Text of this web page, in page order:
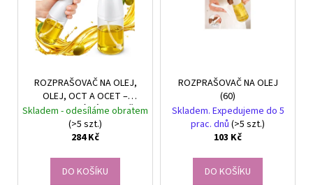
d
ROZPRAŠOVAČ NA OLEJ,
OLEJ, OCT A OCET –
ELEKTRICKÝ DÁVKOVAČ
200 ml – SKLENĚNÝ
ROZPRAŠOVAČ
Skladem - odesíláme obratem
(>5 szt.)
284 Kč
DO KOŠÍKU
ROZPRAŠOVAČ NA OLEJ
(60)
Skladem. Expedujeme do 5
prac. dnů (>5 szt.)
103 Kč
DO KOŠÍKU
NÁHRDELNÍK
NÁUŠNICE
ROZPUSTILÉ
KORÁLKY